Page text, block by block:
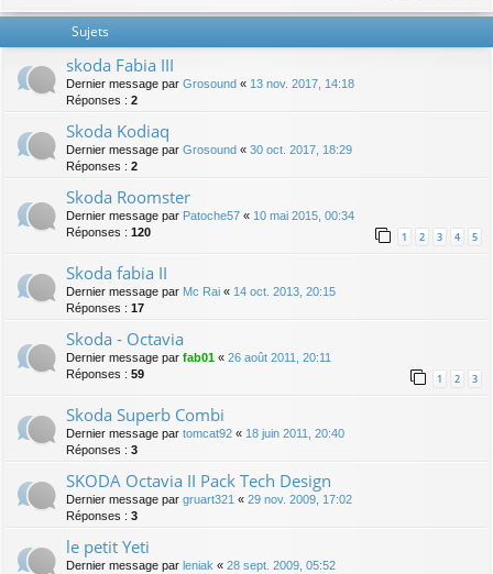
Sujets
skoda Fabia III
Dernier message par Grosound « 13 nov. 2017, 14:18
Réponses : 2
Skoda Kodiaq
Dernier message par Grosound « 30 oct. 2017, 18:29
Réponses : 2
Skoda Roomster
Dernier message par Patoche57 « 10 mai 2015, 00:34
Réponses : 120 1 2 3 4 5
Skoda fabia II
Dernier message par Mc Rai « 14 oct. 2013, 20:15
Réponses : 17
Skoda - Octavia
Dernier message par fab01 « 26 août 2011, 20:11
Réponses : 59 1 2 3
Skoda Superb Combi
Dernier message par tomcat92 « 18 juin 2011, 20:40
Réponses : 3
SKODA Octavia II Pack Tech Design
Dernier message par gruart321 « 29 nov. 2009, 17:02
Réponses : 3
le petit Yeti
Dernier message par leniak « 28 sept. 2009, 05:52